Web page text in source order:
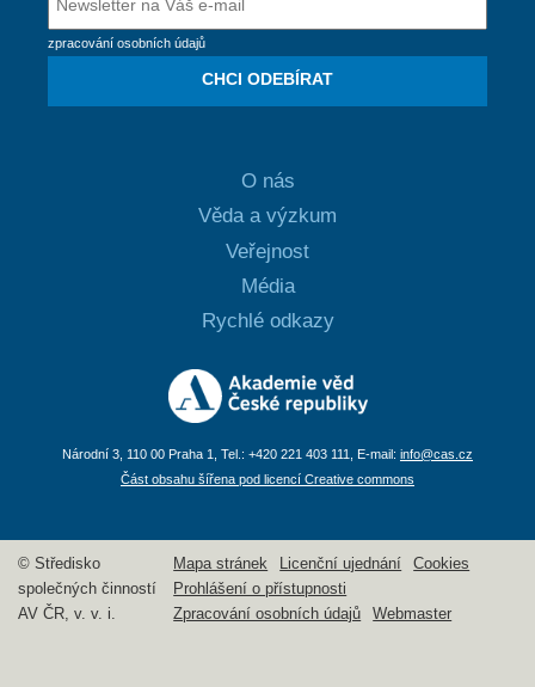
zpracování osobních údajů
CHCI ODEBÍRAT
O nás
Věda a výzkum
Veřejnost
Média
Rychlé odkazy
Národní 3, 110 00 Praha 1, Tel.: +420 221 403 111, E-mail: info@cas.cz
Část obsahu šířena pod licencí Creative commons
© Středisko
společných činností
AV ČR, v. v. i.
Mapa stránek Licenční ujednání
Cookies
Prohlášení o přístupnosti
Zpracování osobních údajů
Webmaster